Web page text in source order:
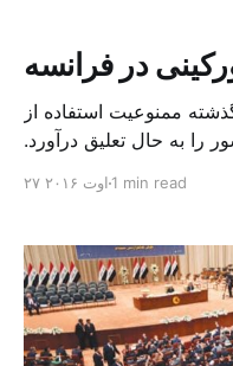
در فرانسه
ممنوعیت استفاده از
را به حال تعلیق درآورد.
بیان، عقیده و آزادی های
مسلمان به دلیل پ
۲۷ اوت ۲۰۱۶ 1 min read